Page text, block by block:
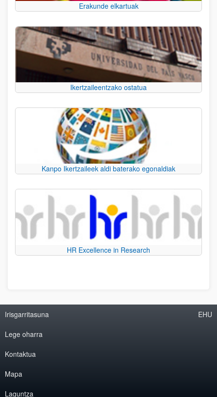
Erakunde elkartuak
Ikertzaileentzako ostatua
Kanpo Ikertzaileek aldi baterako egonaldiak
HR Excellence in Research
Irisgarritasuna
Lege oharra
Kontaktua
Mapa
Laguntza
EHU